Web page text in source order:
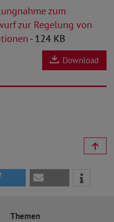
zum
zur Regelung von
- 124 KB
Download
Themen